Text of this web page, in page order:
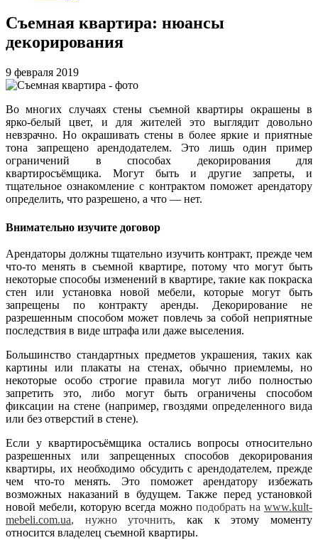
Съемная квартира: нюансы
декорирования
9 февраля 2019
Во многих случаях стены съемной квартиры окрашены в
ярко-белый цвет, и для жителей это выглядит довольно
невзрачно. Но окрашивать стены в более яркие и приятные
тона запрещено арендодателем. Это лишь один пример
ограничений в способах декорирования для
квартиросъёмщика. Могут быть и другие запреты, и
тщательное ознакомление с контрактом поможет арендатору
определить, что разрешено, а что — нет.
Внимательно изучите договор
Арендаторы должны тщательно изучить контракт, прежде чем
что-то менять в съемной квартире, потому что могут быть
некоторые способы изменений в квартире, такие как покраска
стен или установка новой мебели, которые могут быть
запрещены по контракту аренды. Декорирование не
разрешенным способом может повлечь за собой неприятные
последствия в виде штрафа или даже выселения.
Большинство стандартных предметов украшения, таких как
картины или плакаты на стенах, обычно приемлемы, но
некоторые особо строгие правила могут либо полностью
запретить это, либо могут быть ограничены способом
фиксации на стене (например, гвоздями определенного вида
или без отверстий в стене).
Если у квартиросъёмщика остались вопросы относительно
разрешенных или запрещенных способов декорирования
квартиры, их необходимо обсудить с арендодателем, прежде
чем что-то менять. Это поможет арендатору избежать
возможных наказаний в будущем. Также перед установкой
новой мебели, которую всегда можно подобрать наwww.kult-
mebeli.com.ua, нужно уточнить, как к этому моменту
относится владелец съемной квартиры.